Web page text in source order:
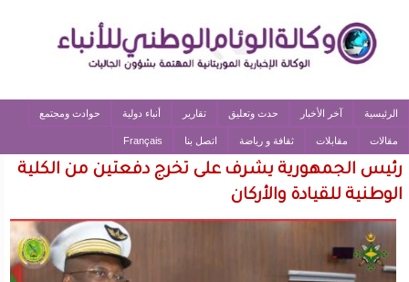
الرئيسية آخر الأخبار حدث وتعليق تقارير أنباء دولية حوادث ومجتمع
مقالات مقابلات ثقافة و رياضة اتصل بنا Français
رئيس الجمهورية يشرف على تخرج دفعتين من الكلية
الوطنية للقيادة والأركان